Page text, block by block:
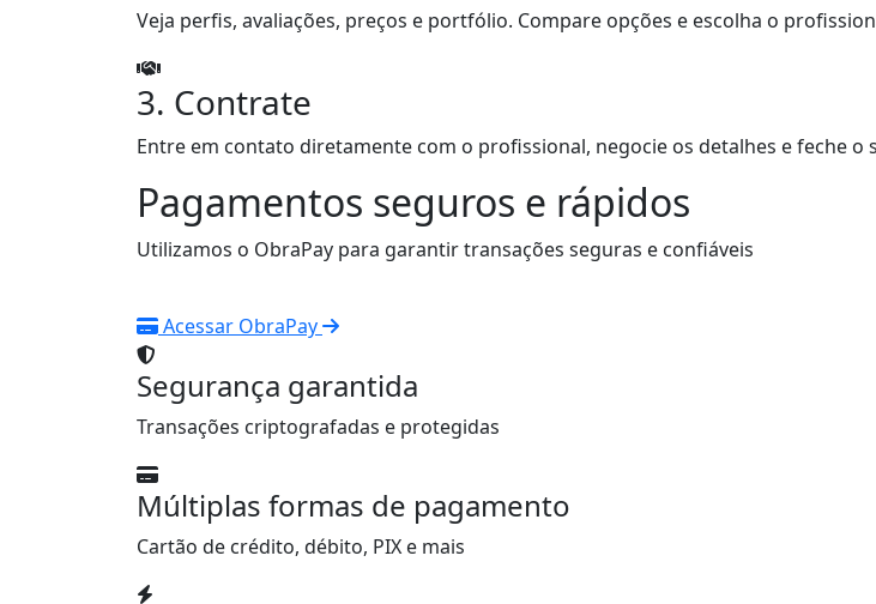
Veja perfis, avaliações, preços e portfólio. Compare opções e escolha o
3. Contrate
Entre em contato diretamente com o profissional, negocie os detalhes e feche o
Pagamentos seguros e rápidos
Utilizamos o ObraPay para garantir transações seguras e confiáveis
Acessar ObraPay
Segurança garantida
Transações criptografadas e protegidas
Múltiplas formas de pagamento
Cartão de crédito, débito, PIX e mais